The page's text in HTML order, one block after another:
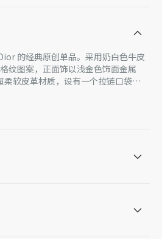
的经典原创单品。采用奶白色牛皮
纹图案，正面饰以浅金色饰面金属
柔软皮革材质，设有一个拉链口袋和
的精湛工艺，可手提或肩背。
带
产批次等原因，网站中的信息可能存